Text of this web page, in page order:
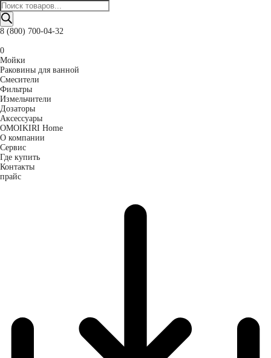
Поиск
товаров
8 (800) 700-04-32
0
Мойки
Раковины для ванной
Смесители
Фильтры
Измельчители
Дозаторы
Аксессуары
OMOIKIRI Home
О компании
Сервис
Где купить
Контакты
прайс